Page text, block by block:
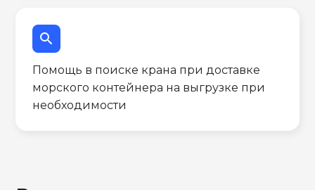
search
Помощь в поиске крана при доставке
морского контейнера на выгрузке при
необходимости